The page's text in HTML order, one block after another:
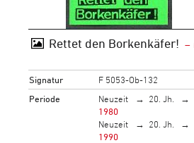
Rettet den Borkenkäfer!
Signatur
F 5053-Ob-132
Periode
Neuzeit 20. Jh.
1980
Neuzeit
20. Jh.
1990